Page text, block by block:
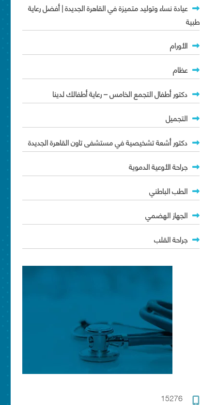
عيادة نساء وتوليد متميزة في القاهرة الجديدة | أفضل رعاية
طبية
الأورام
عظام
دكتور أطفال التجمع الخامس – رعاية أطفالك لدينا
التجميل
دكتور أشعة تشخيصية في مستشفى تاون القاهرة الجديدة
جراحة الأوعية الدموية
الطب الباطني
الجهاز الهضمي
جراحة القلب
15276